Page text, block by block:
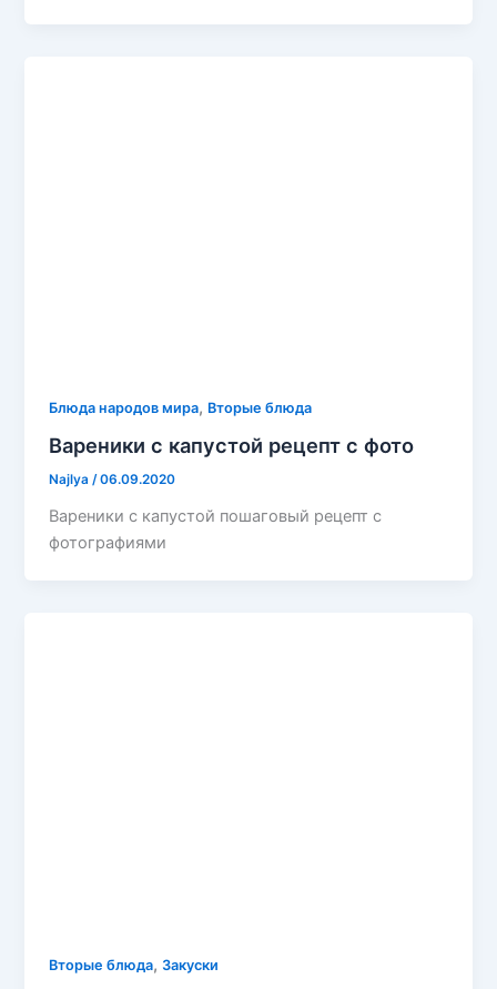
Блюда народов мира, Вторые блюда
Вареники с капустой рецепт с фото
Najlya/06.09.2020
Вареники с капустой пошаговый рецепт с
фотографиями
Вторые блюда,Закуски